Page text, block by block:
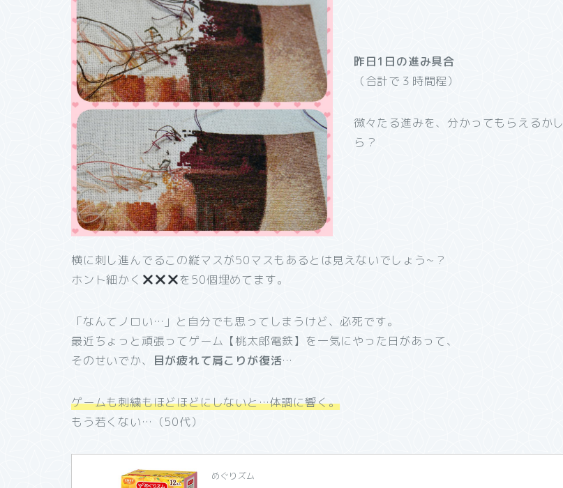
昨日1日の進み具合
（合計で３時間程）
微々たる進みを、分かってもらえるかし
ら？
横に刺し進んでるこの縦マスが50マスもあるとは見えないでしょう~？
ホント細かく
を50個埋めてます。
「なんてノロい…」と自分でも思ってしまうけど、必死です。
最近ちょっと頑張ってゲーム【桃太郎電鉄】を一気にやった日があって、
そのせいでか、
目が疲れて肩こりが復活…
ゲームも刺繍もほどほどにしないと…体調に響く。
もう若くない…（50代）
めぐりズム